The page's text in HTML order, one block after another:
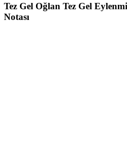
Tez Gel Oğlan Tez Gel
Notası